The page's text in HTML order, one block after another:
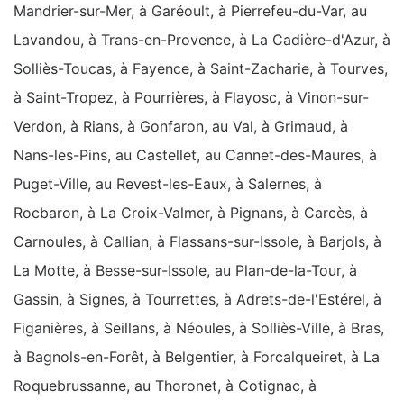
Mandrier-sur-Mer, à Garéoult, à Pierrefeu-du-Var, au
Lavandou, à Trans-en-Provence, à La Cadière-d'Azur, à
Solliès-Toucas, à Fayence, à Saint-Zacharie, à Tourves,
à Saint-Tropez, à Pourrières, à Flayosc, à Vinon-sur-
Verdon, à Rians, à Gonfaron, au Val, à Grimaud, à
Nans-les-Pins, au Castellet, au Cannet-des-Maures, à
Puget-Ville, au Revest-les-Eaux, à Salernes, à
Rocbaron, à La Croix-Valmer, à Pignans, à Carcès, à
Carnoules, à Callian, à Flassans-sur-Issole, à Barjols, à
La Motte, à Besse-sur-Issole, au Plan-de-la-Tour, à
Gassin, à Signes, à Tourrettes, à Adrets-de-l'Estérel, à
Figanières, à Seillans, à Néoules, à Solliès-Ville, à Bras,
à Bagnols-en-Forêt, à Belgentier, à Forcalqueiret, à La
Roquebrussanne, au Thoronet, à Cotignac, à